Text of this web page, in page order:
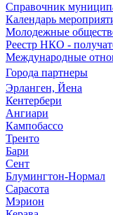
Справочник
Календарь
Молодежные
Реестр НКО -
Международные
Города партнеры
Эрланген, Йена
Кентербери
Ангиари
Кампобассо
Тренто
Бари
Сент
Блумингтон-Нормал
Сарасота
Мэрион